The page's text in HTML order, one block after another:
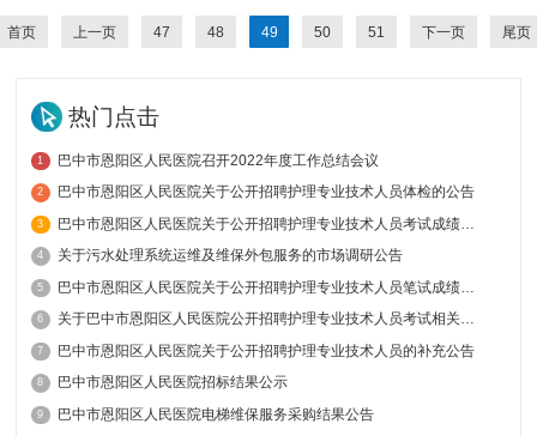
首页 上一页 47 48 49 50 51 下一页 尾页
热门点击
1 巴中市恩阳区人民医院召开2022年度工作总结会议
2 巴中市恩阳区人民医院关于公开招聘护理专业技术人员体检的公告
3 巴中市恩阳区人民医院关于公开招聘护理专业技术人员考试成绩的公告
4 关于污水处理系统运维及维保外包服务的市场调研公告
5 巴中市恩阳区人民医院关于公开招聘护理专业技术人员笔试成绩的公告
6 关于巴中市恩阳区人民医院公开招聘护理专业技术人员考试相关事宜的公告
7 巴中市恩阳区人民医院关于公开招聘护理专业技术人员的补充公告
8 巴中市恩阳区人民医院招标结果公示
9 巴中市恩阳区人民医院电梯维保服务采购结果公告